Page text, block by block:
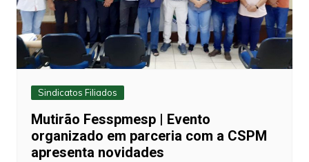
Sindicatos Filiados
Mutirão Fesspmesp | Evento
organizado em parceria com a CSPM
apresenta novidades